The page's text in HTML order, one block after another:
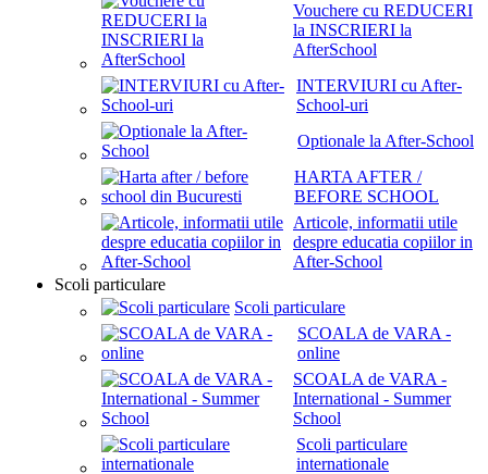
Vouchere cu REDUCERI
la INSCRIERI la
AfterSchool
INTERVIURI cu After-
School-uri
Optionale la After-School
HARTA AFTER /
BEFORE SCHOOL
Articole, informatii utile
despre educatia copiilor in
After-School
Scoli particulare
Scoli particulare
SCOALA de VARA -
online
SCOALA de VARA -
International - Summer
School
Scoli particulare
internationale